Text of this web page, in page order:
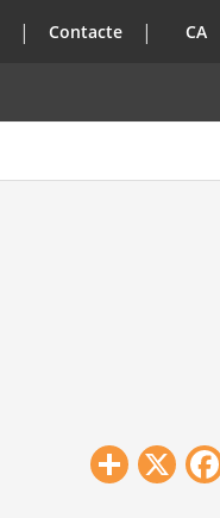
Contacte CA
X